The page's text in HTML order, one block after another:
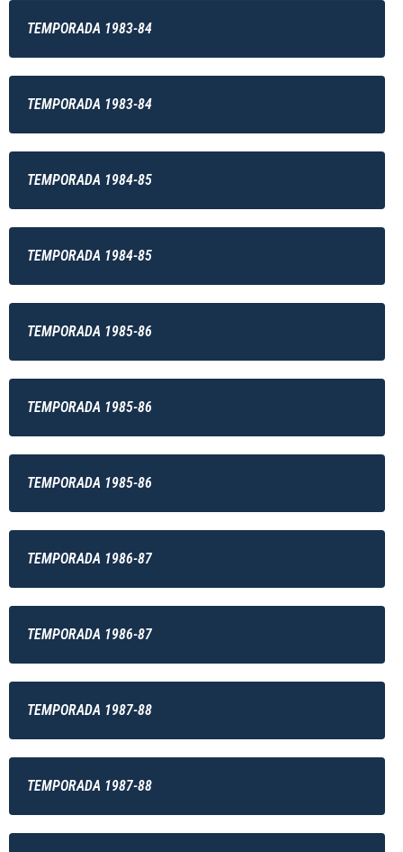
TEMPORADA 1983-84
TEMPORADA 1983-84
TEMPORADA 1984-85
TEMPORADA 1984-85
TEMPORADA 1985-86
TEMPORADA 1985-86
TEMPORADA 1985-86
TEMPORADA 1986-87
TEMPORADA 1986-87
TEMPORADA 1987-88
TEMPORADA 1987-88